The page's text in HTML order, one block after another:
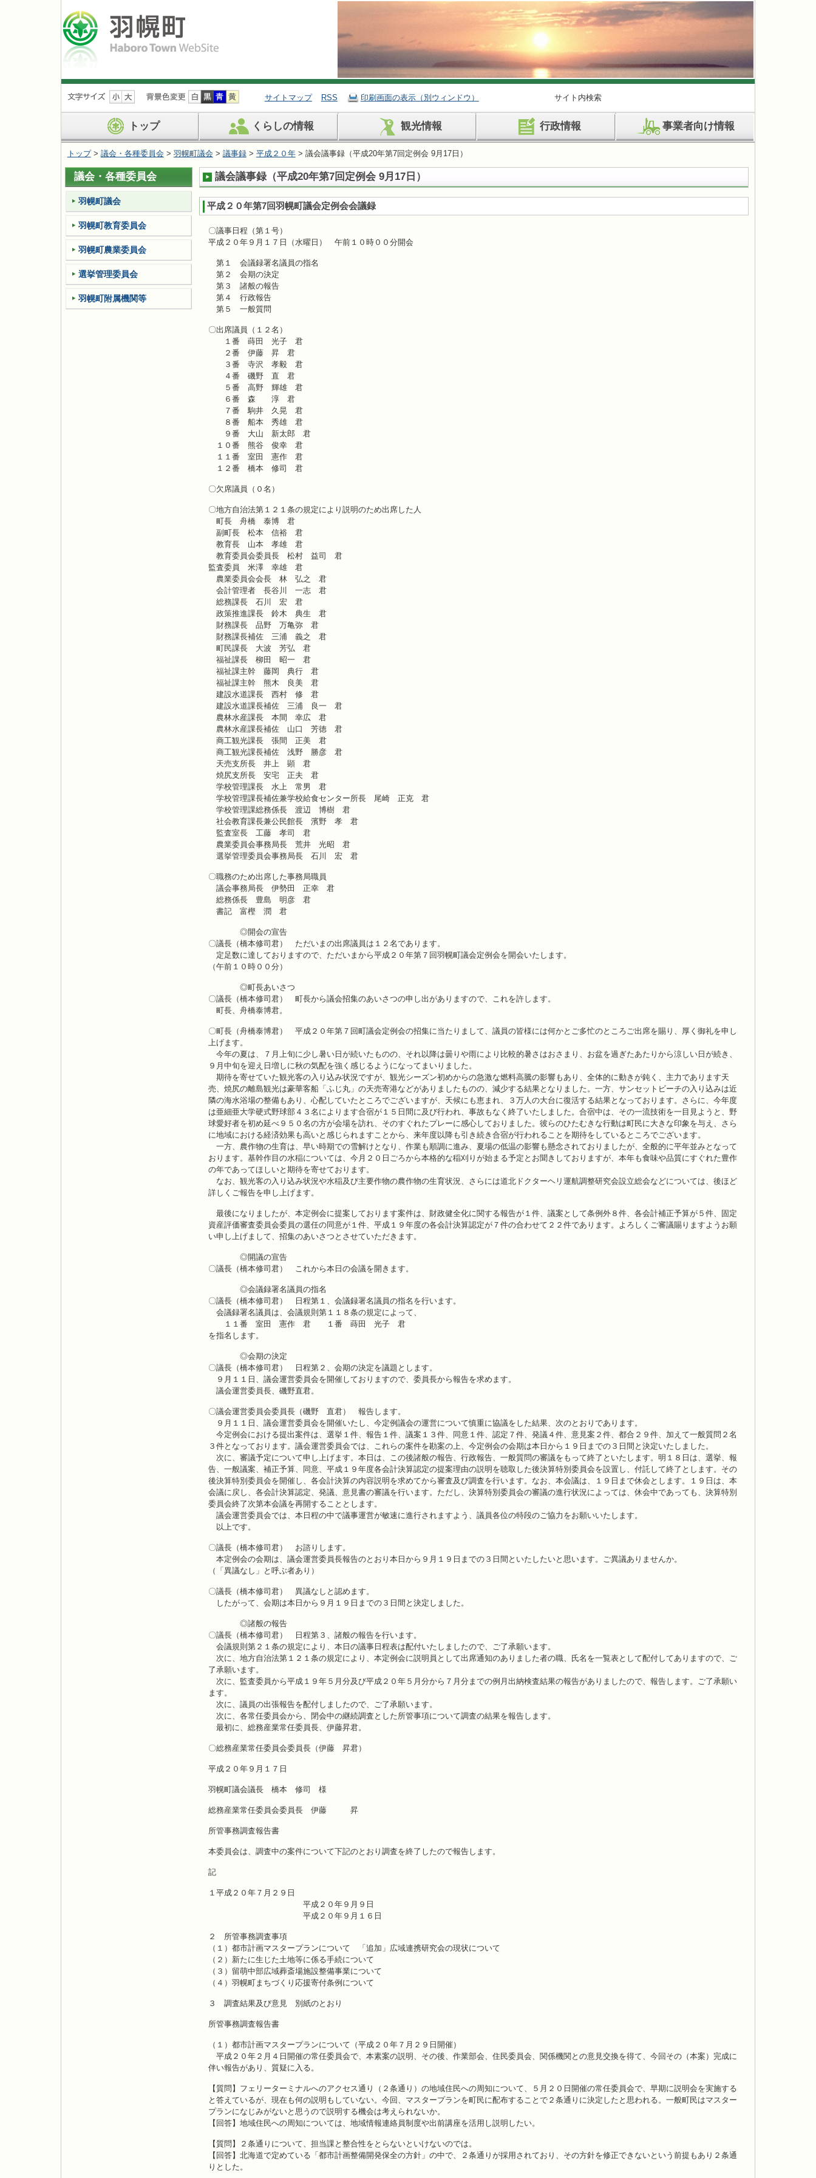
ナ
ビ
ョ
ン
を
飛
ば
す
サイトマップ RSS 印刷画面の表示（別ウィンドウ） サイト内検索
トップ くらしの情報 観光情報 行政情報 事業者向け情報
トップ> 議会・各種委員会 > 羽幌町議会 > 議事録> 平成２０年> 議会議事録（平成20年第7回定例会 9月17日）
議会議事録（平成20年第7回定例会 9月17日）
平成２０年第7回羽幌町議会定例会会議録
〇議事日程（第１号）
平成２０年９月１７日（水曜日） 午前１０時００分開会
第１ 会議録署名議員の指名
第２ 会期の決定
第３ 諸般の報告
第４ 行政報告
第５ 一般質問
〇出席議員（１２名）
１番 蒔田 光子 君
２番 伊藤 昇 君
３番 寺沢 孝毅 君
４番 磯野 直 君
５番 高野 輝雄 君
６番 森 淳 君
７番 駒井 久晃 君
８番 船本 秀雄 君
９番 大山 新太郎 君
１０番 熊谷 俊幸 君
１１番 室田 憲作 君
１２番 橋本 修司 君
〇欠席議員（０名）
〇地方自治法第１２１条の規定により説明のため出席した人
町長 舟橋 泰博 君
副町長 松本 信裕 君
教育長 山本 孝雄 君
教育委員会委員長 松村 益司 君
監査委員 米澤 幸雄 君
農業委員会会長 林 弘之 君
会計管理者 長谷川 一志 君
総務課長 石川 宏 君
政策推進課長 鈴木 典生 君
財務課長 品野 万亀弥 君
財務課長補佐 三浦 義之 君
町民課長 大波 芳弘 君
福祉課長 柳田 昭一 君
福祉課主幹 藤岡 典行 君
福祉課主幹 熊木 良美 君
建設水道課長 西村 修 君
建設水道課長補佐 三浦 良一 君
農林水産課長 本間 幸広 君
農林水産課長補佐 山口 芳徳 君
商工観光課長 張間 正美 君
商工観光課長補佐 浅野 勝彦 君
天売支所長 井上 顕 君
焼尻支所長 安宅 正夫 君
学校管理課長 水上 常男 君
学校管理課長補佐兼学校給食センター所長 尾崎 正克 君
学校管理課総務係長 渡辺 博樹 君
社会教育課長兼公民館長 濱野 孝 君
監査室長 工藤 孝司 君
農業委員会事務局長 荒井 光昭 君
選挙管理委員会事務局長 石川 宏 君
〇職務のため出席した事務局職員
議会事務局長 伊勢田 正幸 君
総務係長 豊島 明彦 君
書記 富樫 潤 君
◎開会の宣告
〇議長（橋本修司君） ただいまの出席議員は１２名であります。
定足数に達しておりますので、ただいまから平成２０年第７回羽幌町議会定例会を開会いたします。
（午前１０時００分）
◎町長あいさつ
〇議長（橋本修司君） 町長から議会招集のあいさつの申し出がありますので、これを許します。
町長、舟橋泰博君。
〇町長（舟橋泰博君） 平成２０年第７回町議会定例会の招集に当たりまして、議員の皆様には何かとご多忙のところご出席を賜り、厚く御礼を申し
上げます。
今年の夏は、７月上旬に少し暑い日が続いたものの、それ以降は曇りや雨により比較的暑さはおさまり、お盆を過ぎたあたりから涼しい日が続き、
９月中旬を迎え日増しに秋の気配を強く感じるようになってまいりました。
期待を寄せていた観光客の入り込み状況ですが、観光シーズン初めからの急激な燃料高騰の影響もあり、全体的に動きが鈍く、主力であります天
売、焼尻の離島観光は豪華客船「ふじ丸」の天売寄港などがありましたものの、減少する結果となりました。一方、サンセットビーチの入り込みは近
隣の海水浴場の整備もあり、心配していたところでございますが、天候にも恵まれ、３万人の大台に復活する結果となっております。さらに、今年度
は亜細亜大学硬式野球部４３名によります合宿が１５日間に及び行われ、事故もなく終了いたしました。合宿中は、その一流技術を一目見ようと、野
球愛好者を初め延べ９５０名の方が会場を訪れ、そのすぐれたプレーに感心しておりました。彼らのひたむきな行動は町民に大きな印象を与え、さら
に地域における経済効果も高いと感じられますことから、来年度以降も引き続き合宿が行われることを期待をしているところでございます。
一方、農作物の生育は、早い時期での雪解けとなり、作業も順調に進み、夏場の低温の影響も懸念されておりましたが、全般的に平年並みとなって
おります。基幹作目の水稲については、今月２０日ごろから本格的な稲刈りが始まる予定とお聞きしておりますが、本年も食味や品質にすぐれた豊作
の年であってほしいと期待を寄せております。
なお、観光客の入り込み状況や水稲及び主要作物の農作物の生育状況、さらには道北ドクターヘリ運航調整研究会設立総会などについては、後ほど
詳しくご報告を申し上げます。
最後になりましたが、本定例会に提案しております案件は、財政健全化に関する報告が１件、議案として条例外８件、各会計補正予算が５件、固定
資産評価審査委員会委員の選任の同意が１件、平成１９年度の各会計決算認定が７件の合わせて２２件であります。よろしくご審議賜りますようお願
い申し上げまして、招集のあいさつとさせていただきます。
◎開議の宣告
〇議長（橋本修司君） これから本日の会議を開きます。
◎会議録署名議員の指名
〇議長（橋本修司君） 日程第１、会議録署名議員の指名を行います。
会議録署名議員は、会議規則第１１８条の規定によって、
１１番 室田 憲作 君 １番 蒔田 光子 君
を指名します。
◎会期の決定
〇議長（橋本修司君） 日程第２、会期の決定を議題とします。
９月１１日、議会運営委員会を開催しておりますので、委員長から報告を求めます。
議会運営委員長、磯野直君。
〇議会運営委員会委員長（磯野 直君） 報告します。
９月１１日、議会運営委員会を開催いたし、今定例議会の運営について慎重に協議をした結果、次のとおりであります。
今定例会における提出案件は、選挙１件、報告１件、議案１３件、同意１件、認定７件、発議４件、意見案２件、都合２９件、加えて一般質問２名
３件となっております。議会運営委員会では、これらの案件を勘案の上、今定例会の会期は本日から１９日までの３日間と決定いたしました。
次に、審議予定について申し上げます。本日は、この後諸般の報告、行政報告、一般質問の審議をもって終了といたします。明１８日は、選挙、報
告、一般議案、補正予算、同意、平成１９年度各会計決算認定の提案理由の説明を聴取した後決算特別委員会を設置し、付託して終了とします。その
後決算特別委員会を開催し、各会計決算の内容説明を求めてから審査及び調査を行います。なお、本会議は、１９日まで休会とします。１９日は、本
会議に戻し、各会計決算認定、発議、意見書の審議を行います。ただし、決算特別委員会の審議の進行状況によっては、休会中であっても、決算特別
委員会終了次第本会議を再開することとします。
議会運営委員会では、本日程の中で議事運営が敏速に進行されますよう、議員各位の特段のご協力をお願いいたします。
以上です。
〇議長（橋本修司君） お諮りします。
本定例会の会期は、議会運営委員長報告のとおり本日から９月１９日までの３日間といたしたいと思います。ご異議ありませんか。
（「異議なし」と呼ぶ者あり）
〇議長（橋本修司君） 異議なしと認めます。
したがって、会期は本日から９月１９日までの３日間と決定しました。
◎諸般の報告
〇議長（橋本修司君） 日程第３、諸般の報告を行います。
会議規則第２１条の規定により、本日の議事日程表は配付いたしましたので、ご了承願います。
次に、地方自治法第１２１条の規定により、本定例会に説明員として出席通知のありました者の職、氏名を一覧表として配付してありますので、ご
了承願います。
次に、監査委員から平成１９年５月分及び平成２０年５月分から７月分までの例月出納検査結果の報告がありましたので、報告します。ご了承願い
ます。
次に、議員の出張報告を配付しましたので、ご了承願います。
次に、各常任委員会から、閉会中の継続調査とした所管事項について調査の結果を報告します。
最初に、総務産業常任委員長、伊藤昇君。
〇総務産業常任委員会委員長（伊藤 昇君）
平成２０年９月１７日
羽幌町議会議長 橋本 修司 様
総務産業常任委員会委員長 伊藤 昇
所管事務調査報告書
本委員会は、調査中の案件について下記のとおり調査を終了したので報告します。
記
１平成２０年７月２９日
平成２０年９月９日
平成２０年９月１６日
２ 所管事務調査事項
（１）都市計画マスタープランについて 「追加」広域連携研究会の現状について
（２）新たに生じた土地等に係る手続について
（３）留萌中部広域葬斎場施設整備事業について
（４）羽幌町まちづくり応援寄付条例について
３ 調査結果及び意見 別紙のとおり
所管事務調査報告書
（１）都市計画マスタープランについて（平成２０年７月２９日開催）
平成２０年２月４日開催の常任委員会で、本素案の説明、その後、作業部会、住民委員会、関係機関との意見交換を得て、今回その（本案）完成に
伴い報告があり、質疑に入る。
【質問】フェリーターミナルへのアクセス通り（２条通り）の地域住民への周知について、５月２０日開催の常任委員会で、早期に説明会を実施する
と答えているが、現在も何の説明もしていない。今回、マスタープランを町民に配布することで２条通りに決定したと思われる。一般町民はマスター
プランになじみがないと思うので説明する機会は考えられないか。
【回答】地域住民への周知については、地域情報連絡員制度や出前講座を活用し説明したい。
【質問】２条通りについて、担当課と整合性をとらないといけないのでは。
【回答】北海道で定めている「都市計画整備開発保全の方針」の中で、２条通りが採用されており、その方針を修正できないという前提もあり２条通
りとした。
議会・各種委員会
羽幌町議会
羽幌町教育委員会
羽幌町農業委員会
選挙管理委員会
羽幌町附属機関等